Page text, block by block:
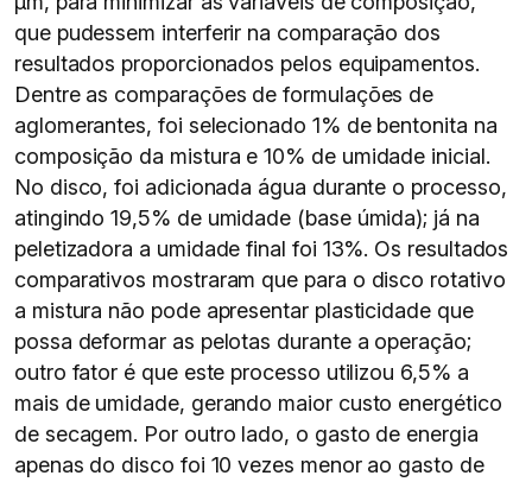
que pudessem interferir na comparação dos
resultados proporcionados pelos equipamentos.
Dentre as comparações de formulações de
aglomerantes, foi selecionado 1% de bentonita na
composição da mistura e 10% de umidade inicial.
No disco, foi adicionada água durante o processo,
atingindo 19,5% de umidade (base úmida); já na
peletizadora a umidade final foi 13%. Os resultados
comparativos mostraram que para o disco rotativo
a mistura não pode apresentar plasticidade que
possa deformar as pelotas durante a operação;
outro fator é que este processo utilizou 6,5% a
mais de umidade, gerando maior custo energético
de secagem. Por outro lado, o gasto de energia
apenas do disco foi 10 vezes menor ao gasto de